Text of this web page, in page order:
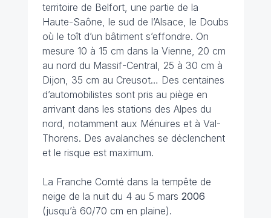
territoire de Belfort, une partie de la
Haute-Saône, le sud de l’Alsace, le Doubs
où le toît d’un bâtiment s’effondre. On
mesure 10 à 15 cm dans la Vienne, 20 cm
au nord du Massif-Central, 25 à 30 cm à
Dijon, 35 cm au Creusot… Des centaines
d’automobilistes sont pris au piège en
arrivant dans les stations des Alpes du
nord, notamment aux Ménuires et à Val-
Thorens. Des avalanches se déclenchent
et le risque est maximum.
La Franche Comté dans la tempête de
neige de la nuit du 4 au 5 mars 2006
(jusqu’à 60/70 cm en plaine).